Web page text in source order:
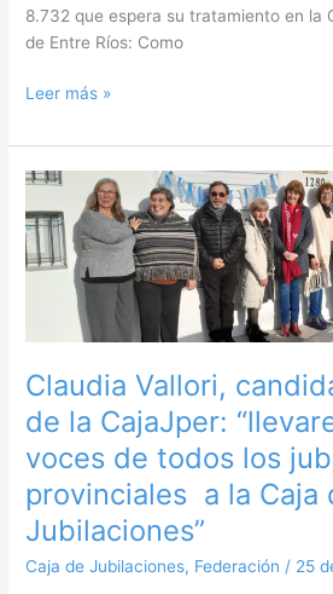
8.732 que espera su tratamiento en la
de Entre Ríos: Como
Leer más »
Claudia Vallori,
de la CajaJper:
voces de todos los
provinciales a la Caja
Jubilaciones”
Caja de Jubilaciones, Federación / 25
Claudia
Vallori,
candidata
a
la
CajaJper:
“llevaremos
las
voces
todos
los
jubilados
provinciales